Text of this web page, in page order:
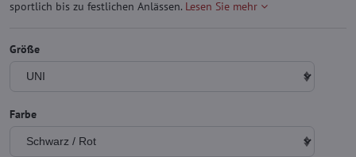
sportlich bis zu festlichen Anlässen. Lesen Sie mehr
Größe
Farbe